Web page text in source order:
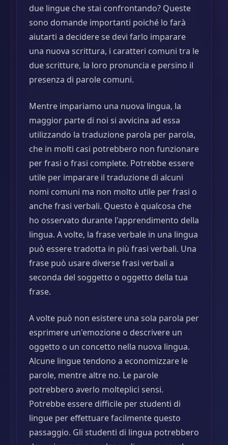
due lingue che stai confrontando? Queste
sono domande importanti poiché lo farà
aiutarti a decidere se devi farlo imparare
una nuova scrittura, i caratteri comuni tra le
due scritture, la loro pronuncia e persino il
presenza di parole comuni.
Mentre impariamo una nuova lingua, la
maggior parte di noi si avvicina ad essa
utilizzando la traduzione parola per parola,
che in molti casi potrebbero non funzionare
per frasi o frasi complete. Potrebbe essere
utile per imparare il traduzione di alcuni
nomi comuni ma non molto utile per frasi o
anche frasi verbali. Questo è qualcosa che
ho osservato durante l'apprendimento della
lingua. A volte, la frase verbale in una lingua
può essere tradotta in più frasi verbali. Una
frase può usare diverse frasi verbali a
seconda del soggetto o oggetto della tua
frase.
A volte può non esistere una sola parola per
esprimere un'emozione o descrivere un
oggetto o un concetto nella nuova lingua.
Alcune lingue tendono a economizzare le
parole, mentre altre no. Le parole
potrebbero averlo molteplici sensi.
Potrebbe essere difficile per studenti di
lingue per effettuare facilmente questo
passaggio. Gli studenti di lingua potrebbero